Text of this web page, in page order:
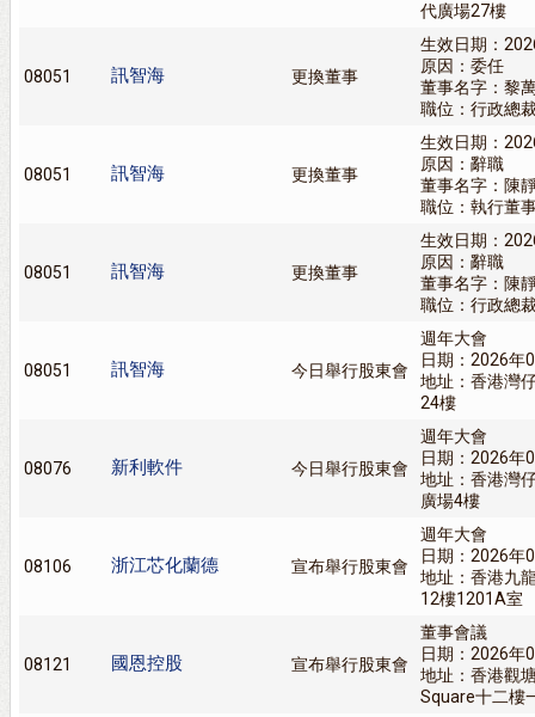
代廣場27樓
08051 訊智海 更換董事
生效日期：
原因：委任
董事名字：黎
職位：行政總
08051 訊智海 更換董事
生效日期：
原因：辭職
董事名字：陳
職位：執行董
08051 訊智海 更換董事
生效日期：
原因：辭職
董事名字：陳
職位：行政總
08051 訊智海 今日舉行股東會
週年大會
日期：2026年
地址：香港灣
24樓
08076 新利軟件 今日舉行股東會
週年大會
日期：2026年
地址：香港灣
廣場4樓
08106 浙江芯化蘭德 宣布舉行股東會
週年大會
日期：2026年
地址：香港九
12樓1201A室
08121 國恩控股 宣布舉行股東會
董事會議
日期：2026年
地址：香港觀
Square十二樓